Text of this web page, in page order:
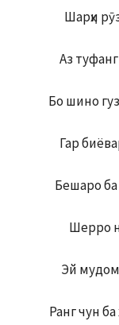
Шарҳи
Аз
Бо шино
Гар
Бешаро ба
Шерро
Эй
Ранг чун